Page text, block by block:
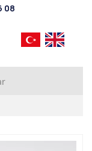
08